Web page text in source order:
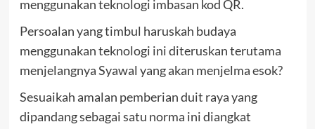
menggunakan teknologi imbasan kod QR.
Persoalan yang timbul haruskah budaya
menggunakan teknologi ini diteruskan terutama
menjelangnya Syawal yang akan menjelma esok?
Sesuaikah amalan pemberian duit raya yang
dipandang sebagai satu norma ini diangkat